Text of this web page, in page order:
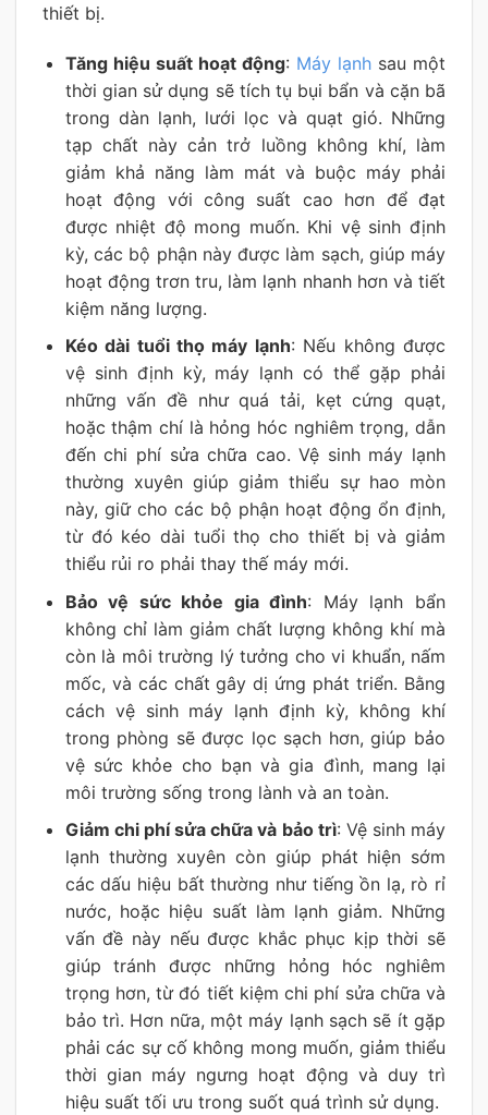
thiết bị.
Tăng hiệu suất hoạt động: Máy lạnhsau một
thời gian sử dụng sẽ tích tụ bụi bẩn và cặn bã
trong dàn lạnh, lưới lọc và quạt gió. Những
tạp chất này cản trở luồng không khí, làm
giảm khả năng làm mát và buộc máy phải
hoạt động với công suất cao hơn để đạt
được nhiệt độ mong muốn. Khi vệ sinh định
kỳ, các bộ phận này được làm sạch, giúp máy
hoạt động trơn tru, làm lạnh nhanh hơn và tiết
kiệm năng lượng.
Kéo dài tuổi thọ máy lạnh: Nếu không được
vệ sinh định kỳ, máy lạnh có thể gặp phải
những vấn đề như quá tải, kẹt cứng quạt,
hoặc thậm chí là hỏng hóc nghiêm trọng, dẫn
đến chi phí sửa chữa cao. Vệ sinh máy lạnh
thường xuyên giúp giảm thiểu sự hao mòn
này, giữ cho các bộ phận hoạt động ổn định,
từ đó kéo dài tuổi thọ cho thiết bị và giảm
thiểu rủi ro phải thay thế máy mới.
Bảo vệ sức khỏe gia đình: Máy lạnh bẩn
không chỉ làm giảm chất lượng không khí mà
còn là môi trường lý tưởng cho vi khuẩn, nấm
mốc, và các chất gây dị ứng phát triển. Bằng
cách vệ sinh máy lạnh định kỳ, không khí
trong phòng sẽ được lọc sạch hơn, giúp bảo
vệ sức khỏe cho bạn và gia đình, mang lại
môi trường sống trong lành và an toàn.
Giảm chi phí sửa chữa và bảo trì: Vệ sinh máy
lạnh thường xuyên còn giúp phát hiện sớm
các dấu hiệu bất thường như tiếng ồn lạ, rò rỉ
nước, hoặc hiệu suất làm lạnh giảm. Những
vấn đề này nếu được khắc phục kịp thời sẽ
giúp tránh được những hỏng hóc nghiêm
trọng hơn, từ đó tiết kiệm chi phí sửa chữa và
bảo trì. Hơn nữa, một máy lạnh sạch sẽ ít gặp
phải các sự cố không mong muốn, giảm thiểu
thời gian máy ngưng hoạt động và duy trì
hiệu suất tối ưu trong suốt quá trình sử dụng.